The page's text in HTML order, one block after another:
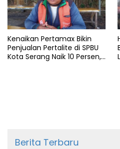
Kenaikan Pertamax Bikin
Penjualan Pertalite di SPBU
Kota Serang Naik 10 Persen,
Berita Terbaru